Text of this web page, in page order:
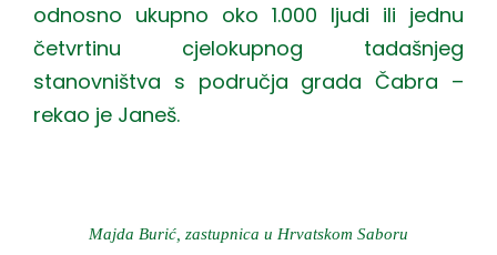
odnosno ukupno oko 1.000 ljudi ili jednu
četvrtinu cjelokupnog tadašnjeg
stanovništva s područja grada Čabra –
rekao je Janeš.
Majda Burić, zastupnica u Hrvatskom Saboru